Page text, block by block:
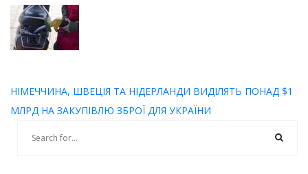
НІМЕЧЧИНА, ШВЕЦІЯ ТА НІДЕРЛАНДИ ВИДІЛЯТЬ ПОНАД $1
МЛРД НА ЗАКУПІВЛЮ ЗБРОЇ ДЛЯ УКРАЇНИ